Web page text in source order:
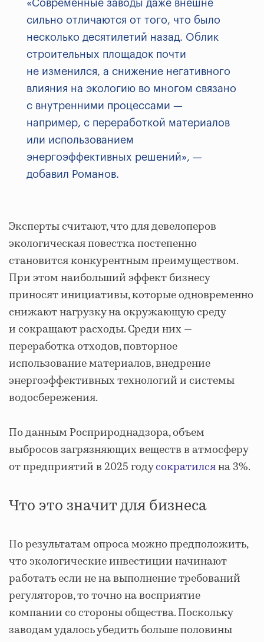
«Современные заводы даже внешне
сильно отличаются от того, что было
несколько десятилетий назад. Облик
строительных площадок почти
не изменился, а снижение негативного
влияния на экологию во многом связано
с внутренними процессами —
например, с переработкой материалов
или использованием
энергоэффективных решений», —
добавил Романов.
Эксперты считают, что для девелоперов
экологическая повестка постепенно
становится конкурентным преимуществом.
При этом наибольший эффект бизнесу
приносят инициативы, которые одновременно
снижают нагрузку на окружающую среду
и сокращают расходы. Среди них —
переработка отходов, повторное
использование материалов, внедрение
энергоэффективных технологий и системы
водосбережения.
По данным Росприроднадзора, объем
выбросов загрязняющих веществ в атмосферу
от предприятий в 2025 годусократилсяна 3%.
Что это значит для бизнеса
По результатам опроса можно предположить,
что экологические инвестиции начинают
работать если не на выполнение требований
регуляторов, то точно на восприятие
компании со стороны общества. Поскольку
заводам удалось убедить больше половины